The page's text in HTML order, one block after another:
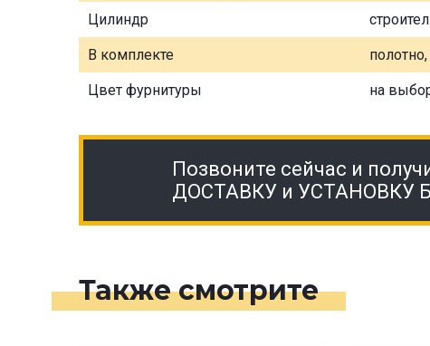
Цилиндр
В комплекте
Цвет фурнитуры на
Позвоните сейчас и
ДОСТАВКУ и УСТАНОВКУ
Также смотрите